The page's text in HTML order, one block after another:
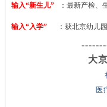
输入“新生儿” ：最新产检、
输入“入学” ：获北京幼儿
大
医